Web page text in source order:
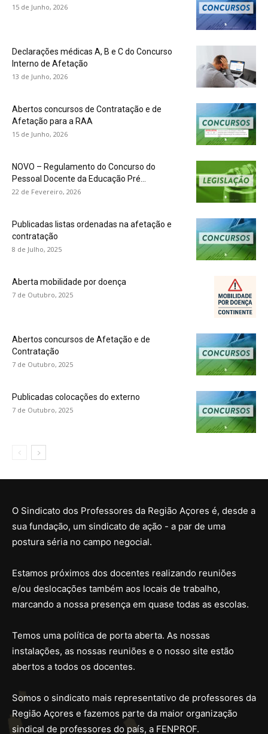
15 de Junho, 2026
Declarações médicas A, B e C do Concurso
Interno de Afetação
13 de Junho, 2026
Abertos concursos de Contratação e de
Afetação para a RAA
15 de Junho, 2026
NOVO – Regulamento do Concurso do
Pessoal Docente da Educação Pré...
22 de Fevereiro, 2026
Publicadas listas ordenadas na afetação e
contratação
8 de Julho, 2025
Aberta mobilidade por doença
7 de Outubro, 2025
Abertos concursos de Afetação e de
Contratação
7 de Outubro, 2025
Publicadas colocações do externo
7 de Outubro, 2025
O Sindicato dos Professores da Região Açores é, desde a
sua fundação, um sindicato de ação - a par de uma
postura séria no campo negocial.
Estamos próximos dos docentes realizando reuniões
e/ou deslocações também aos locais de trabalho,
marcando a nossa presença em quase todas as escolas.
Temos uma política de porta aberta. As nossas
instalações, as nossas reuniões e o nosso site estão
abertos a todos os docentes.
Somos o sindicato mais representativo de professores da
Região Açores e fazemos parte da maior organização
sindical de professores do país, a FENPROF.